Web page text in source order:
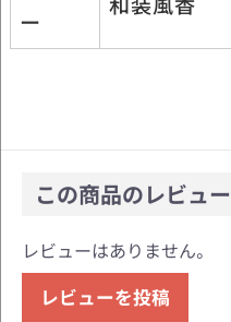
ー
この商品のレビュー
レビューはありません。
レビューを投稿